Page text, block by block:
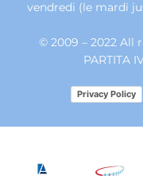
vendredi (le mardi
© 2009 – 2022 All
PARTITA
Privacy Policy